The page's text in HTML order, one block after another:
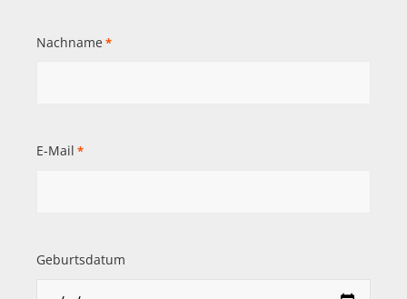
Nachname *
E-Mail *
Geburtsdatum